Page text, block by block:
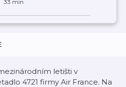
33 min
letišti v
4721 firmy Air France. Na